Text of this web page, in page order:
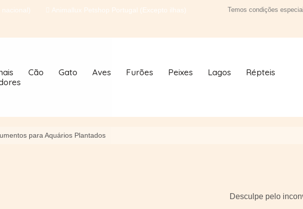
Animallux Petshop Portugal (Excepto ilhas) Temos condições
Cão Gato Aves Furões Peixes Lagos
Répteis
para Aquários Plantados
Desculpe pelo